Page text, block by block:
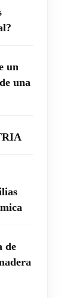
un
una
de